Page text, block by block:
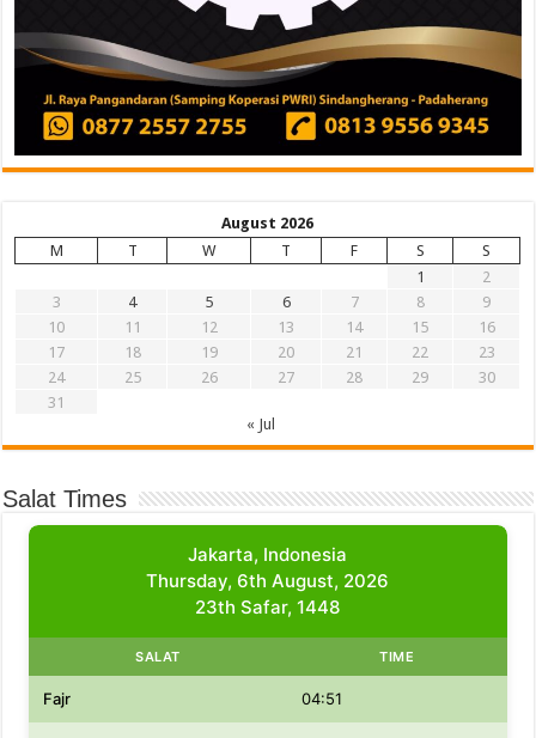
August 2026
M
T W T F S
S
1
2
3
4 5 6 7 8
9
10
11 12 13 14 15
16
17
18 19 20 21 22
23
24
25 26 27 28 29
30
31
« Jul
Salat Times
Jakarta, Indonesia
Thursday, 6th August, 2026
23th Safar, 1448
SALAT TIME
Fajr 04:51